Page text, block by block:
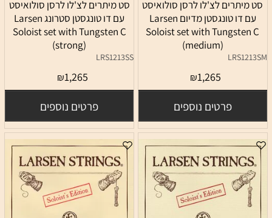
סט מיתרים לצ'לו לרסן סולואיסט
עם דו טונגסטן מדיום Larsen
Soloist set with Tungsten C
(medium)
LRS1213SM
₪1,265
פרטים נוספים
סט מיתרים לצ'לו לרסן סולואיסט
עם דו טונגסטן סטרונג Larsen
Soloist set with Tungsten C
(strong)
LRS1213SS
₪1,265
פרטים נוספים